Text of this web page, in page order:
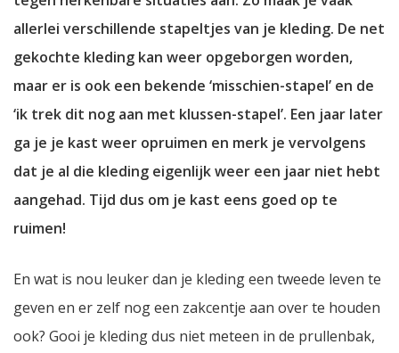
allerlei verschillende stapeltjes van je kleding. De net
gekochte kleding kan weer opgeborgen worden,
maar er is ook een bekende ‘misschien-stapel’ en de
‘ik trek dit nog aan met klussen-stapel’. Een jaar later
ga je je kast weer opruimen en merk je vervolgens
dat je al die kleding eigenlijk weer een jaar niet hebt
aangehad. Tijd dus om je kast eens goed op te
ruimen!
En wat is nou leuker dan je kleding een tweede leven te
geven en er zelf nog een zakcentje aan over te houden
ook? Gooi je kleding dus niet meteen in de prullenbak,